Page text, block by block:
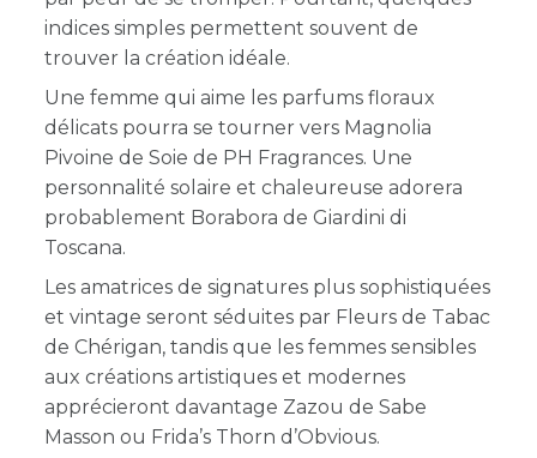
indices simples permettent souvent de
trouver la création idéale.
Une femme qui aime les parfums floraux
délicats pourra se tourner vers Magnolia
Pivoine de Soie de PH Fragrances. Une
personnalité solaire et chaleureuse adorera
probablement Borabora de Giardini di
Toscana.
Les amatrices de signatures plus sophistiquées
et vintage seront séduites par Fleurs de Tabac
de Chérigan, tandis que les femmes sensibles
aux créations artistiques et modernes
apprécieront davantage Zazou de Sabe
Masson ou Frida’s Thorn d’Obvious.